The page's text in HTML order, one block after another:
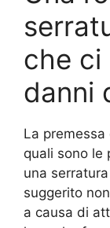
che ci
danni
La
quali sono le
una
suggerito
a causa di